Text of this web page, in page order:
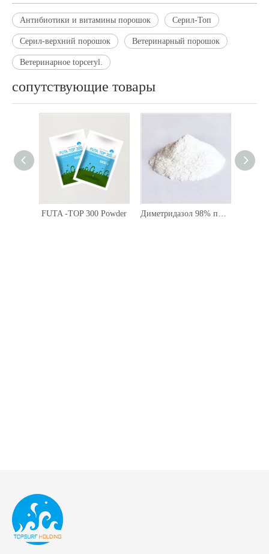
Антибиотики и витамины порошок Серил-Топ
Серил-верхний порошок Ветеринарный порошок
Ветеринарное topceryl.
сопутствующие товары
FUTA -TOP 300 Powder Диметридазол 98% порошок